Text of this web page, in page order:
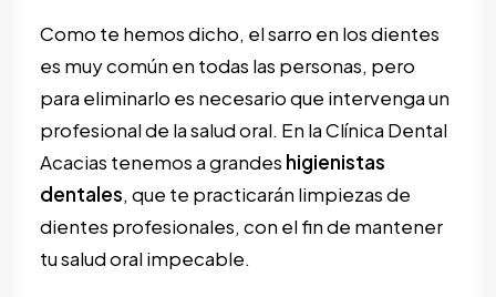
Como te hemos dicho, el sarro en los dientes
es muy común en todas las personas, pero
para eliminarlo es necesario que intervenga un
profesional de la salud oral. En la Clínica Dental
Acacias tenemos a grandes higienistas
dentales, que te practicarán limpiezas de
dientes profesionales, con el fin de mantener
tu salud oral impecable.